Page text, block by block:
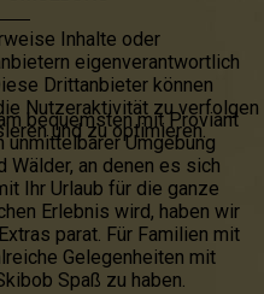
bequemsten mit Proviant
unmittelbarer Umgebung
Wälder, an denen es sich
Ihr Urlaub für die ganze
Erlebnis wird, haben wir
parat. Für Familien mit
Gelegenheiten mit
Spaß zu haben.
Inhalte oder
eigenverantwortlich
Drittanbieter können
Nutzeraktivität zu verfolgen
und zu optimieren.